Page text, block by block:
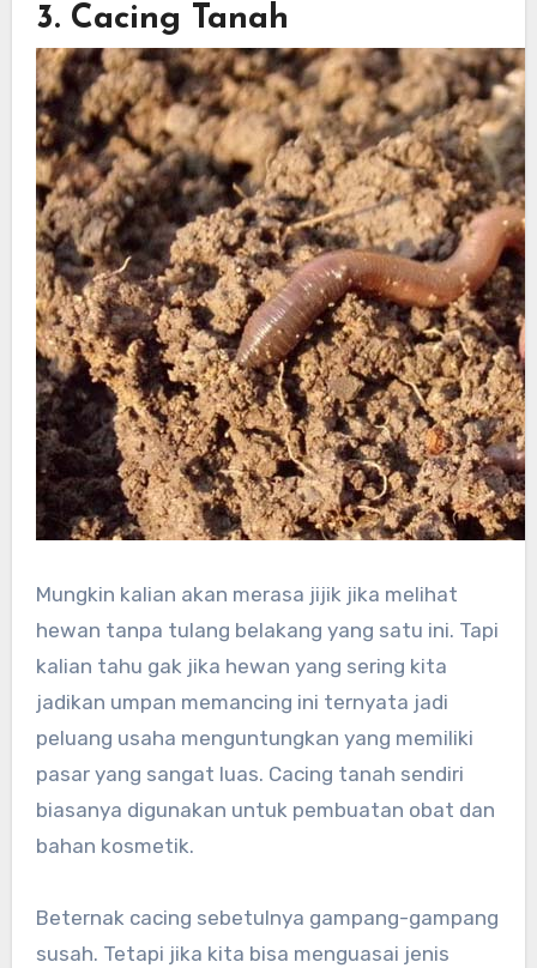
3. Cacing Tanah
Mungkin kalian akan merasa jijik jika melihat
hewan tanpa tulang belakang yang satu ini. Tapi
kalian tahu gak jika hewan yang sering kita
jadikan umpan memancing ini ternyata jadi
peluang usaha menguntungkan yang memiliki
pasar yang sangat luas. Cacing tanah sendiri
biasanya digunakan untuk pembuatan obat dan
bahan kosmetik.
Beternak cacing sebetulnya gampang-gampang
susah. Tetapi jika kita bisa menguasai jenis